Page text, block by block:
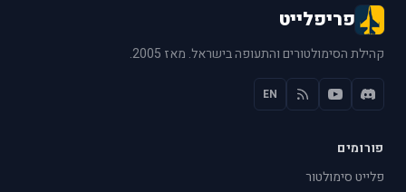
פריפלייט
קהילת הסימולטורים והתעופה בישראל. מאז 2005.
EN
פורומים
פלייט סימולטור